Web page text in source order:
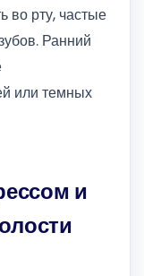
во рту, частые
Ранний
или темных
и